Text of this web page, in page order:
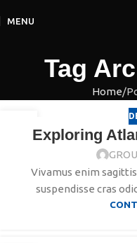
MENU
Tag
Home
Exploring
Vivamus enim
suspendisse cras